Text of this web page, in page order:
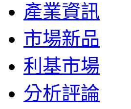
產業資訊
市場新品
利基市場
分析評論